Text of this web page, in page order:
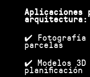
Aplicaciones
arquitectura:
✔️ Fotografía
parcelas
✔️ Modelos
planificación